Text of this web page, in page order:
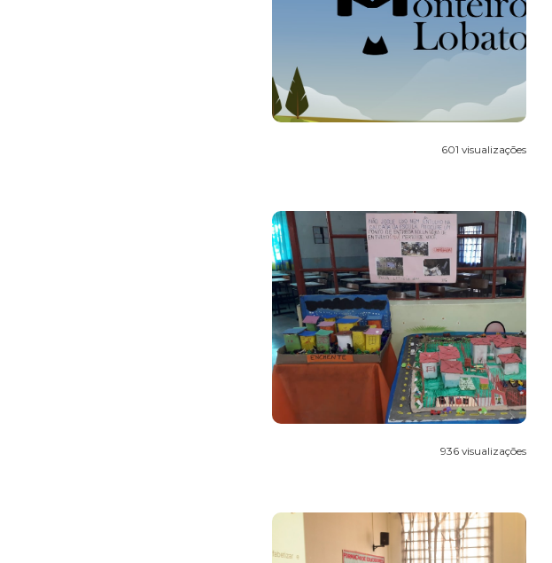
601 visualizações
936 visualizações